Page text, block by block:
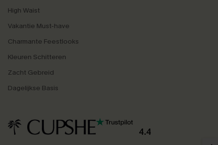
High Waist
Vakantie Must-have
Charmante Feestlooks
Kleuren Schitteren
Zacht Gebreid
Dagelijkse Basis
4.4